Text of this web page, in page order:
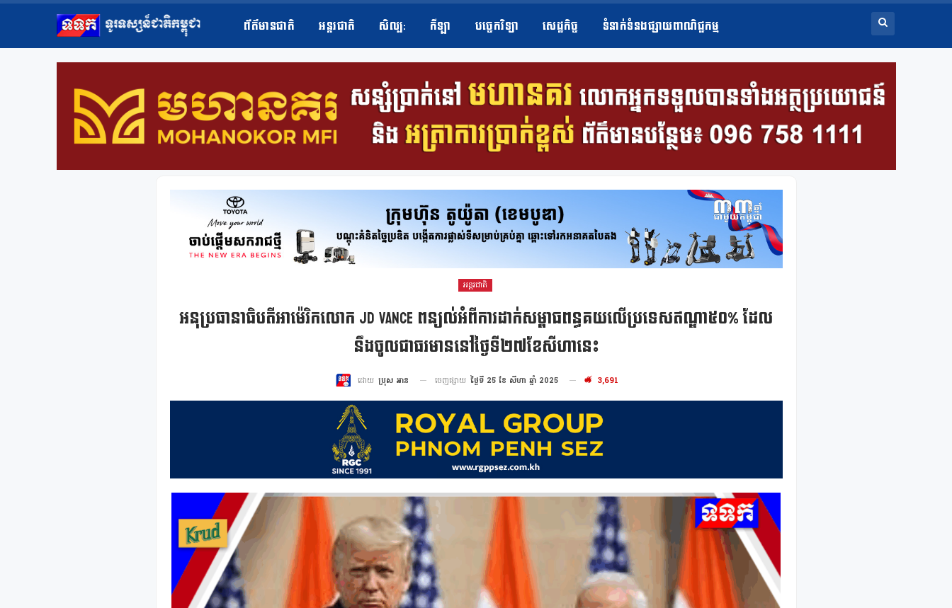
ព័ត៌មានជាតិ អន្តរជាតិ សិល្ប​: កីឡា បច្ចេកវិទ្យា សេដ្ឋកិច្ច ទំនាក់ទំនងផ្សាយពាណិជ្ជកម្ម
អន្តរជាតិ
អនុប្រធានាធិបតីអាម៉េរិកលោក JD Vance ពន្យល់អំពីការដាក់សម្ពាធពន្ធគយលើប្រទេសឥណ្ឌា៥០% ដែល
នឹងចូលជាធរមាននៅថ្ងៃទី២៧ខែសីហានេះ
ដោយ ប្រុស អាន ចេញផ្សាយ ថ្ងៃទី 25 ខែ សីហា ឆ្នាំ 2025 3,691